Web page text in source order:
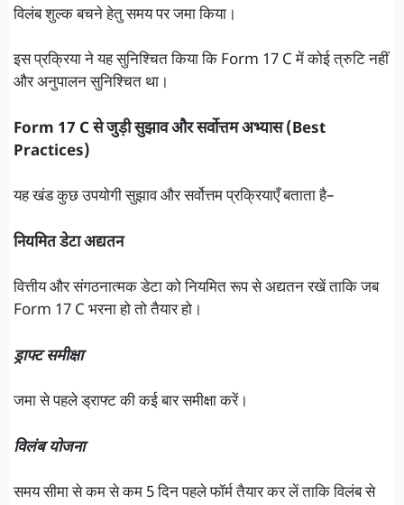
विलंब शुल्क बचने हेतु समय पर जमा किया।
इस प्रक्रिया ने यह सुनिश्चित किया कि Form 17 C में कोई त्रुटि नहीं
और अनुपालन सुनिश्चित था।
Form 17 C से जुड़ी सुझाव और सर्वोत्तम अभ्यास (Best
Practices)
यह खंड कुछ उपयोगी सुझाव और सर्वोत्तम प्रक्रियाएँ बताता है–
नियमित डेटा अद्यतन
वित्तीय और संगठनात्मक डेटा को नियमित रूप से अद्यतन रखें ताकि जब
Form 17 C भरना हो तो तैयार हो।
ड्राफ्ट समीक्षा
जमा से पहले ड्राफ्ट की कई बार समीक्षा करें।
विलंब योजना
समय सीमा से कम से कम 5 दिन पहले फॉर्म तैयार कर लें ताकि विलंब से